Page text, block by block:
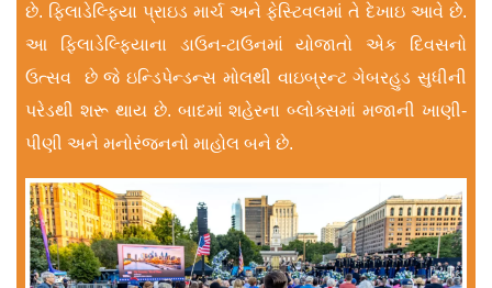
છે. ફિલાડેલ્ફિયા પ્રાઇડ માર્ચ અને ફેસ્ટિવલમાં તે દેખાઇ આવે છે.
આ ફિલાડેલ્ફિયાના ડાઉન-ટાઉનમાં યોજાતો એક દિવસનો
ઉત્સવ છે જે ઇન્ડિપેન્ડન્સ મોલથી વાઇબ્રન્ટ ગેબરહુડ સુધીની
પરેડથી શરૂ થાય છે. બાદમાં શહેરના બ્લોક્સમાં મજાની ખાણી-
પીણી અને મનોરંજનનો માહોલ બને છે.